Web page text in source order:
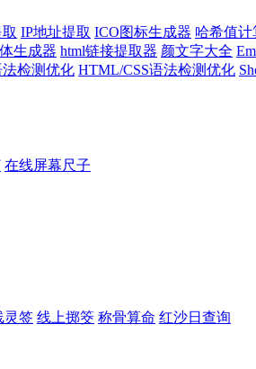
IP地址提取 ICO图标生成器 哈希值计
生成器 html链接提取器 颜文字大全
检测优化 HTML/CSS语法检测优化
在线屏幕尺子
灵签 线上掷筊 称骨算命 红沙日查询